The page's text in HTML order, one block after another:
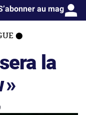
au mag
la
»